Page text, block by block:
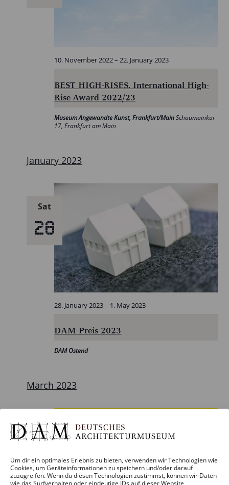
Um dir ein optimales Erlebnis zu bieten, verwenden wir Technologien wie
Cookies, um Geräteinformationen zu speichern und/oder darauf
zuzugreifen. Wenn du diesen Technologien zustimmst, können wir Daten
wie das Surfverhalten oder eindeutige IDs auf dieser Website
BEST HIGH-RISES. International High-
Rise Award 2022/23
10. November 2022–22. January 2023
Museum Angewandte Kunst, Frankfurt/MainSchaumainkai
17, Frankfurt am Main
January 2023
Sat
28
DAM Preis 2023
28. January 2023– 1. May 2023
DAM Ostend
March 2023
Fri